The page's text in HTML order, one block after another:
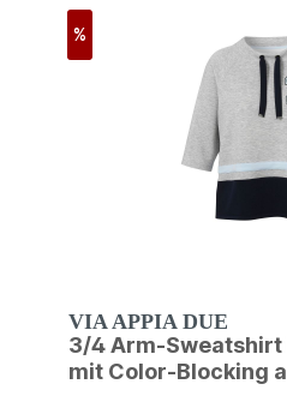
%
VIA APPIA DUE
3/4 Arm-Sweatshirt
mit Color-Blocking